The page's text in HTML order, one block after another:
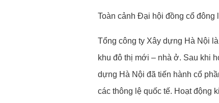
Toàn cảnh Đại hội đồng cổ đông
Tổng công ty Xây dựng Hà Nội
khu đô thị mới – nhà ở. Sau khi
dựng Hà Nội đã tiến hành cổ
các thông lệ quốc tế. Hoạt động